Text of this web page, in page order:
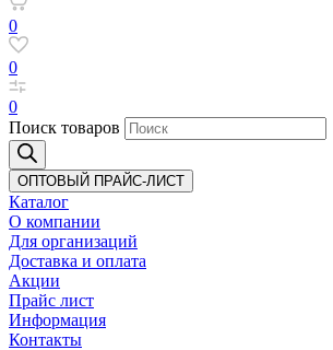
0
0
0
Поиск товаров
ОПТОВЫЙ ПРАЙС-ЛИСТ
Каталог
О компании
Для организаций
Доставка и оплата
Акции
Прайс лист
Информация
Контакты